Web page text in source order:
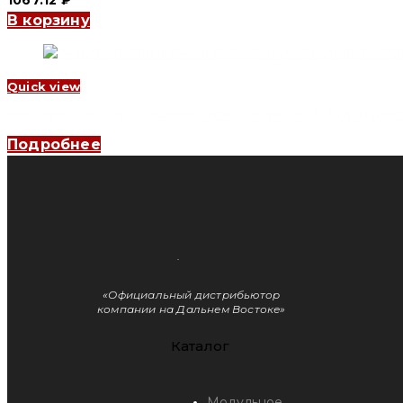
В корзину
Quick view
Подробнее
«Официальный дистрибьютор
компании на Дальнем Востоке»
Каталог